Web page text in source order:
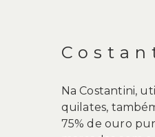
Na Costantini,
quilates,
75% de ouro